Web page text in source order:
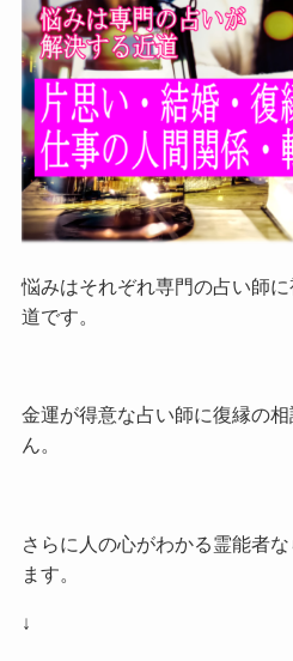
悩みはそれぞれ専門の占い師
道です。
金運が得意な占い師に復縁の
ん。
さらに人の心がわかる霊能者
ます。
↓